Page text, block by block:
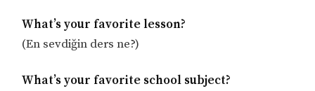
What’s your favorite lesson?
(En sevdiğin ders ne?)
What’s your favorite school subject?